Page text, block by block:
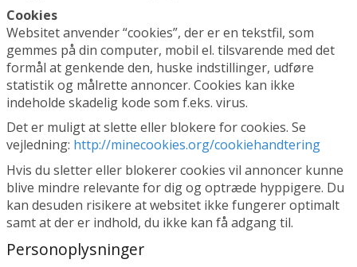
Cookies
Websitet anvender “cookies”, der er en tekstfil, som
gemmes på din computer, mobil el. tilsvarende med det
formål at genkende den, huske indstillinger, udføre
statistik og målrette annoncer. Cookies kan ikke
indeholde skadelig kode som f.eks. virus.
Det er muligt at slette eller blokere for cookies. Se
vejledning: http://minecookies.org/cookiehandtering
Hvis du sletter eller blokerer cookies vil annoncer kunne
blive mindre relevante for dig og optræde hyppigere. Du
kan desuden risikere at websitet ikke fungerer optimalt
samt at der er indhold, du ikke kan få adgang til.
Personoplysninger